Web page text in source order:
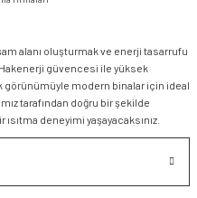
alanı oluşturmak ve enerji tasarrufu
güvencesi ile yüksek
modern binalar için ideal
tarafından doğru bir şekilde
deneyimi yaşayacaksınız.